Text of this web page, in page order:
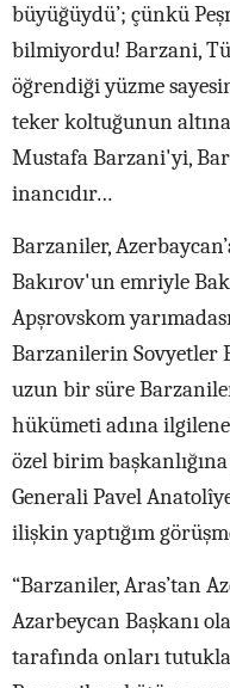
büyüğüydü’; çünkü
bilmiyordu! Barzani,
öğrendiği yüzme
teker koltuğunun
Mustafa Barzani'yi,
inancıdır…
Barzaniler,
Bakırov'un emriyle
Apşrovskom
Barzanilerin Sovyetler
uzun bir süre
hükümeti adına
özel birim
Generali Pavel
ilişkin yaptığım
“Barzaniler, Aras’tan
Azarbeycan Başkanı
tarafında onları